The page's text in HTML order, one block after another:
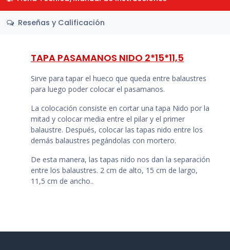
Reseñas y Calificación
TAPA PASAMANOS NIDO 2*15*11,5
Sirve para tapar el hueco que queda entre balaustres
para luego poder colocar el pasamanos.
La colocación consiste en cortar una tapa Nido por la
mitad y colocar media entre el pilar y el primer
balaustre. Después, colocar las tapas nido entre los
demás balaustres pegándolas con mortero.
De esta manera, las tapas nido nos dan la separación
entre los balaustres. 2 cm de alto, 15 cm de largo,
11,5 cm de ancho..